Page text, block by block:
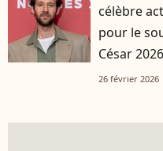
célèbre
pour le
César 2026
26 février 2026